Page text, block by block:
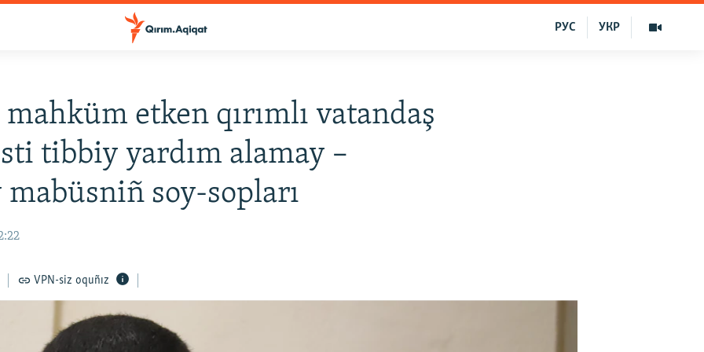
УКР
РУС
mahküm etken qırımlı vatandaş
tibbiy yardım alamay –
mabüsniñ soy-sopları
VPN-siz oquñız